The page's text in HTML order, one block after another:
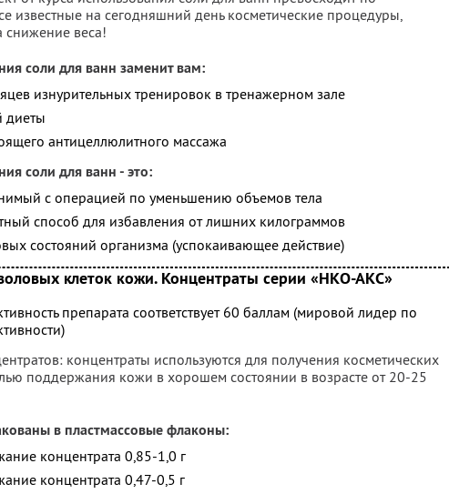
известные на сегодняшний день косметические процедуры,
снижение веса!
соли для ванн заменит вам:
изнурительных тренировок в тренажерном зале
диеты
антицеллюлитного массажа
соли для ванн - это:
с операцией по уменьшению объемов тела
способ для избавления от лишних килограммов
состояний организма (успокаивающее действие)
клеток кожи. Концентраты серии «НКО-АКС»
препарата соответствует 60 баллам (мировой лидер по
концентраты используются для получения косметических
поддержания кожи в хорошем состоянии в возрасте от 20-25
в пластмассовые флаконы:
концентрата 0,85-1,0 г
концентрата 0,47-0,5 г